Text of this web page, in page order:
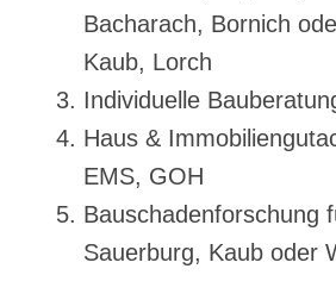
Bacharach, Bornich
Kaub, Lorch
Individuelle
Haus &
EMS, GOH
Bauschadenforschung
Sauerburg, Kaub oder